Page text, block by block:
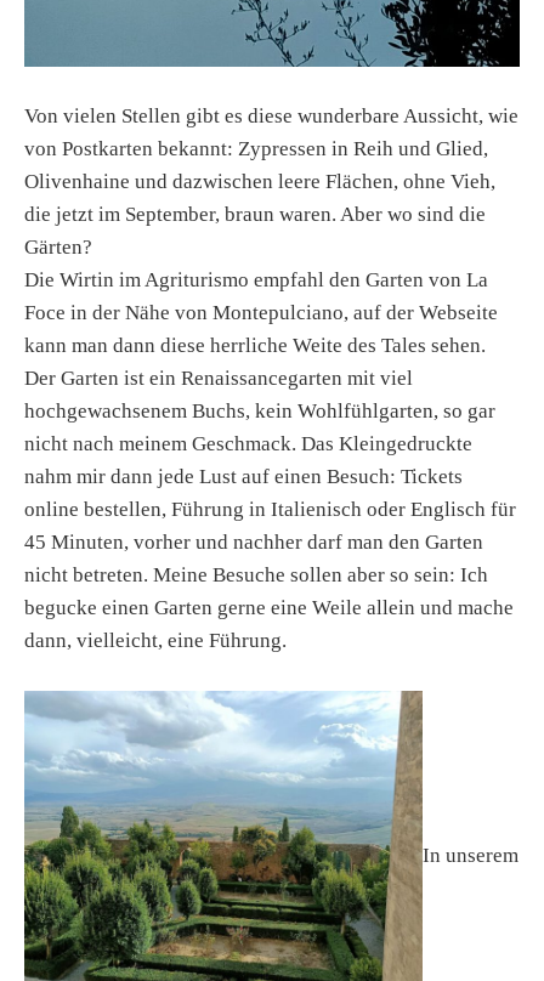
Von vielen Stellen gibt es diese wunderbare Aussicht, wie
von Postkarten bekannt: Zypressen in Reih und Glied,
Olivenhaine und dazwischen leere Flächen, ohne Vieh,
die jetzt im September, braun waren. Aber wo sind die
Gärten?
Die Wirtin im Agriturismo empfahl den Garten von La
Foce in der Nähe von Montepulciano, auf der Webseite
kann man dann diese herrliche Weite des Tales sehen.
Der Garten ist ein Renaissancegarten mit viel
hochgewachsenem Buchs, kein Wohlfühlgarten, so gar
nicht nach meinem Geschmack. Das Kleingedruckte
nahm mir dann jede Lust auf einen Besuch: Tickets
online bestellen, Führung in Italienisch oder Englisch für
45 Minuten, vorher und nachher darf man den Garten
nicht betreten. Meine Besuche sollen aber so sein: Ich
begucke einen Garten gerne eine Weile allein und mache
dann, vielleicht, eine Führung.
In unserem